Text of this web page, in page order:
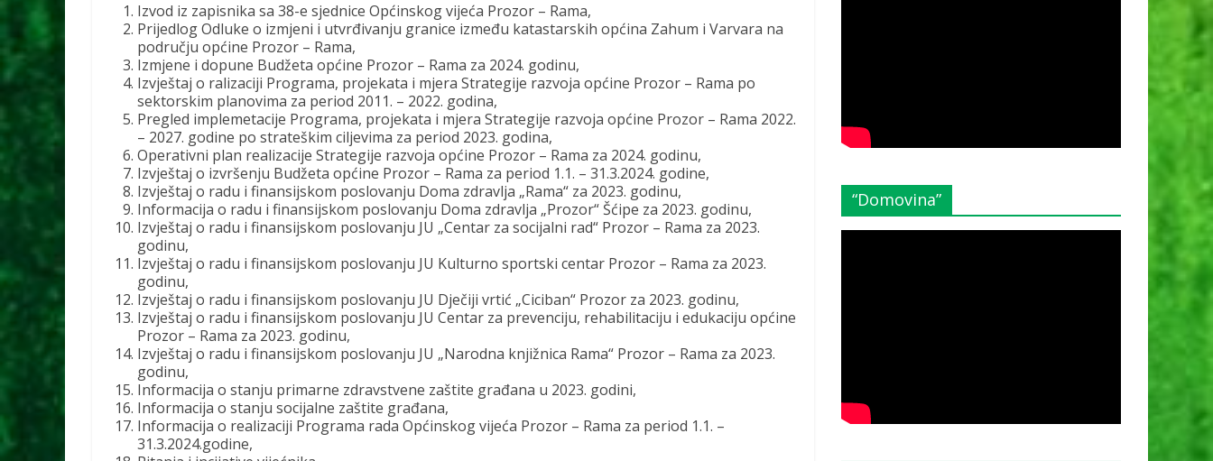
Izvod iz zapisnika sa 38-e sjednice Općinskog vijeća Prozor – Rama,
Prijedlog Odluke o izmjeni i utvrđivanju granice između katastarskih općina Zahum i Varvara na
području općine Prozor – Rama,
Izmjene i dopune Budžeta općine Prozor – Rama za 2024. godinu,
Izvještaj o ralizaciji Programa, projekata i mjera Strategije razvoja općine Prozor – Rama po
sektorskim planovima za period 2011. – 2022. godina,
Pregled implemetacije Programa, projekata i mjera Strategije razvoja općine Prozor – Rama 2022.
– 2027. godine po strateškim ciljevima za period 2023. godina,
Operativni plan realizacije Strategije razvoja općine Prozor – Rama za 2024. godinu,
Izvještaj o izvršenju Budžeta općine Prozor – Rama za period 1.1. – 31.3.2024. godine,
Izvještaj o radu i finansijskom poslovanju Doma zdravlja „Rama“ za 2023. godinu,
Informacija o radu i finansijskom poslovanju Doma zdravlja „Prozor“ Šćipe za 2023. godinu,
Izvještaj o radu i finansijskom poslovanju JU „Centar za socijalni rad“ Prozor – Rama za 2023.
godinu,
Izvještaj o radu i finansijskom poslovanju JU Kulturno sportski centar Prozor – Rama za 2023.
godinu,
Izvještaj o radu i finansijskom poslovanju JU Dječiji vrtić „Ciciban“ Prozor za 2023. godinu,
Izvještaj o radu i finansijskom poslovanju JU Centar za prevenciju, rehabilitaciju i edukaciju općine
Prozor – Rama za 2023. godinu,
Izvještaj o radu i finansijskom poslovanju JU „Narodna knjižnica Rama“ Prozor – Rama za 2023.
godinu,
Informacija o stanju primarne zdravstvene zaštite građana u 2023. godini,
Informacija o stanju socijalne zaštite građana,
Informacija o realizaciji Programa rada Općinskog vijeća Prozor – Rama za period 1.1. –
31.3.2024.godine,
“Domovina”